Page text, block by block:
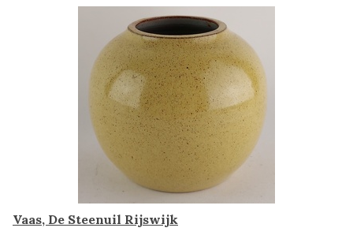
Vaas, De Steenuil Rijswijk